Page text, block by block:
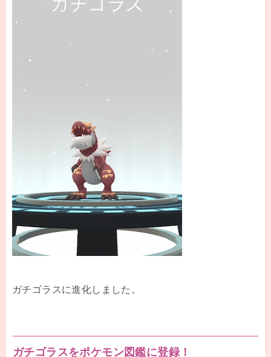
ガチゴラスに進化しました。
ガチゴラスをポケモン図鑑に登録！